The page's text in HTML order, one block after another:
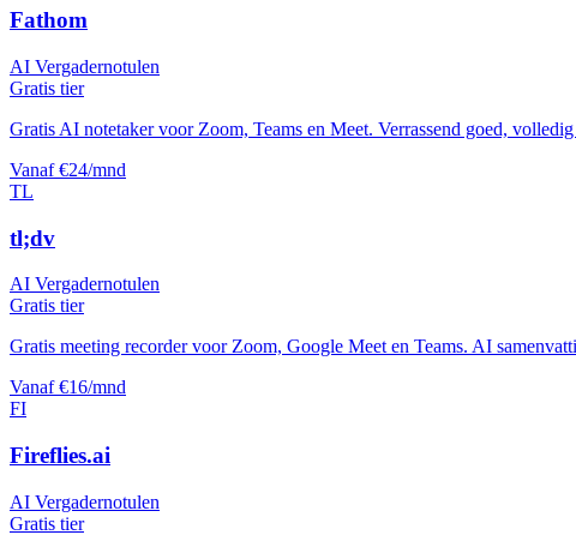
Fathom
AI Vergadernotulen
Gratis tier
Gratis AI notetaker voor Zoom, Teams en Meet. Verrassend goed,
Vanaf €24/mnd
TL
tl;dv
AI Vergadernotulen
Gratis tier
Gratis meeting recorder voor Zoom, Google Meet en Teams. AI
Vanaf €16/mnd
FI
Fireflies.ai
AI Vergadernotulen
Gratis tier